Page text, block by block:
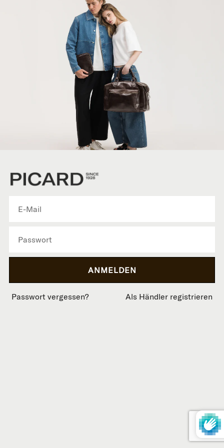
Passwort vergessen? Als Händler registrieren